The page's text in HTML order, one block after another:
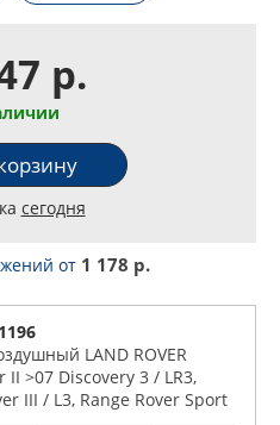
р.
сегодня
от 1 178 р.
LAND ROVER
II >07 Discovery 3 / LR3,
III / L3, Range Rover Sport